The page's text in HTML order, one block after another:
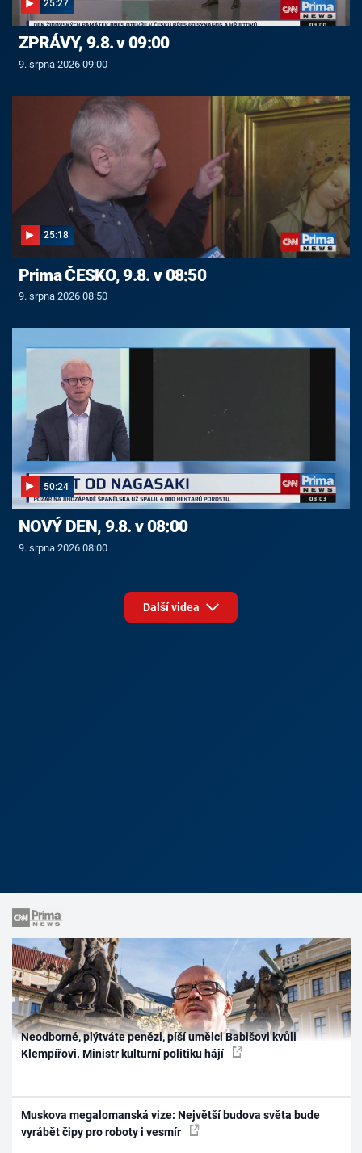
25:27
ZPRÁVY, 9.8. v 09:00
9. srpna 2026 09:00
25:18
Prima ČESKO, 9.8. v 08:50
9. srpna 2026 08:50
50:24
NOVÝ DEN, 9.8. v 08:00
9. srpna 2026 08:00
Další videa
Neodborné, plýtváte penězi, píší umělci Babišovi kvůli
Klempířovi. Ministr kulturní politiku hájí
Muskova megalomanská vize: Největší budova světa bude
vyrábět čipy pro roboty i vesmír